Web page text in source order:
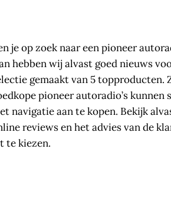
je op zoek naar een pioneer
hebben wij alvast goed nieuws
gemaakt van 5 topproducten.
pioneer autoradio’s
navigatie aan te kopen. Bekijk
reviews en het advies van de
te kiezen.